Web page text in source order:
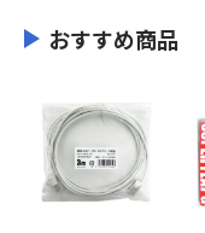
おすすめ商品